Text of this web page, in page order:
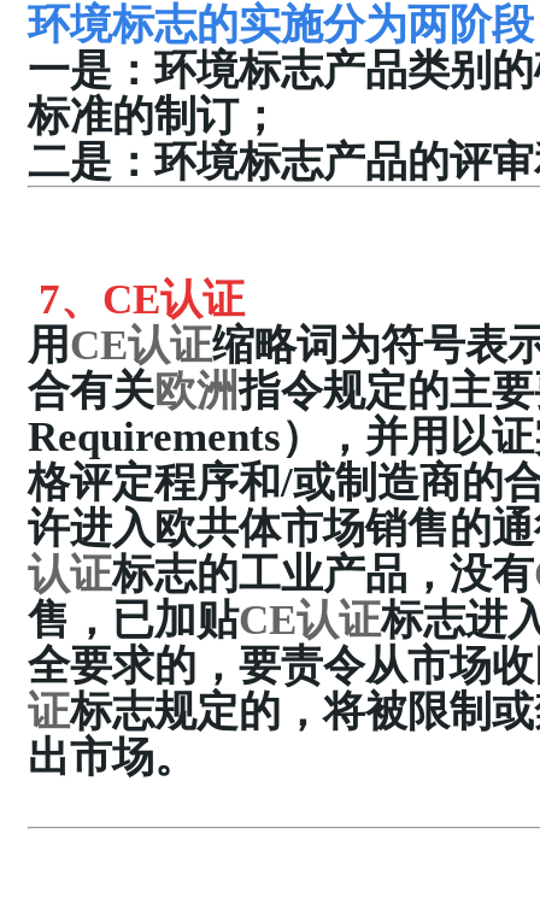
环境标志的实施分为两阶
一是：环境标志产品类别
标准的制订；
二是：环境标志产品的评
7、 CE认证
用CE认证缩略词为符号表
合有关欧洲指令规定的主
Requirements），并用以
格评定程序和/或制造商的
许进入欧共体市场销售的
认证标志的工业产品，没有
售，已加贴CE认证标志进
全要求的，要责令从市场
证标志规定的，将被限制
出市场。